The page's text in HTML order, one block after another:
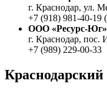
г. Краснодар, ул.
+7 (918) 981-40-19
ООО «Ресурс-Юг»
г. Краснодар,
+7 (989) 229-00-33